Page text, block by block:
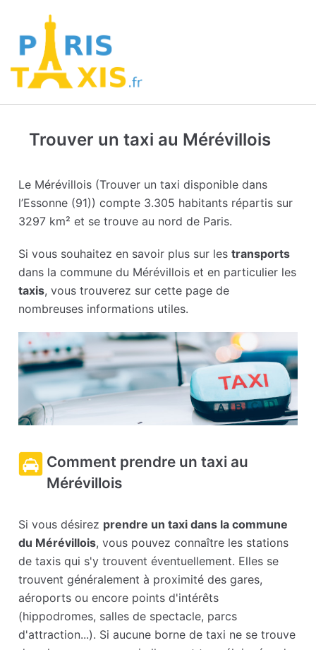
Trouver un taxi au Mérévillois
Le Mérévillois (Trouver un taxi disponible dans
l’Essonne (91)) compte 3.305 habitants répartis sur
3297 km² et se trouve au nord de Paris.
Si vous souhaitez en savoir plus sur lestransports
dans la commune du Mérévillois et en particulier les
taxis, vous trouverez sur cette page de
nombreuses informations utiles.
Comment prendre un taxi au
Mérévillois
Si vous désirez prendre un taxi dans la commune
du Mérévillois, vous pouvez connaître les stations
de taxis qui s'y trouvent éventuellement. Elles se
trouvent généralement à proximité des gares,
aéroports ou encore points d'intérêts
(hippodromes, salles de spectacle, parcs
d'attraction...). Si aucune borne de taxi ne se trouve